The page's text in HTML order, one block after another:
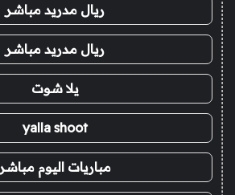
ريال مدريد مباشر
ريال مدريد مباشر
يلا شوت
yalla shoot
مباريات اليوم مباشر